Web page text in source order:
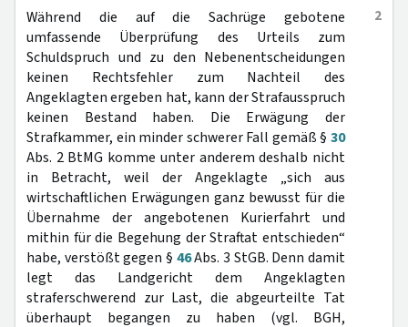
2
Während die auf die Sachrüge gebotene
umfassende Überprüfung des Urteils zum
Schuldspruch und zu den Nebenentscheidungen
keinen Rechtsfehler zum Nachteil des
Angeklagten ergeben hat, kann der Strafausspruch
keinen Bestand haben. Die Erwägung der
Strafkammer, ein minder schwerer Fall gemäß § 30
Abs. 2 BtMG komme unter anderem deshalb nicht
in Betracht, weil der Angeklagte „sich aus
wirtschaftlichen Erwägungen ganz bewusst für die
Übernahme der angebotenen Kurierfahrt und
mithin für die Begehung der Straftat entschieden“
habe, verstößt gegen § 46Abs. 3 StGB. Denn damit
legt das Landgericht dem Angeklagten
straferschwerend zur Last, die abgeurteilte Tat
überhaupt begangen zu haben (vgl. BGH,